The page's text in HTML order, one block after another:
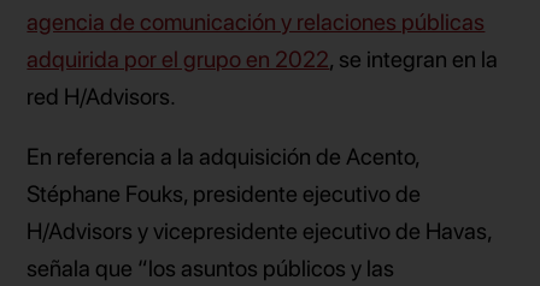
agencia de comunicación y relaciones públicas
adquirida por el grupo en 2022, se integran en la
red H/Advisors.
En referencia a la adquisición de Acento,
Stéphane Fouks, presidente ejecutivo de
H/Advisors y vicepresidente ejecutivo de Havas,
señala que “los asuntos públicos y las